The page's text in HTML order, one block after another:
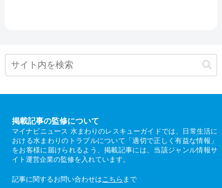
掲載記事の監修について
マイナビニュース 水まわりのレスキューガイドでは、日常生活に
おける水まわりのトラブルについて「適切で正しく有益な情報」
をお客様に届けられるよう、掲載記事には、当該ジャンル情報サ
イト運営企業の監修を入れています。
記事に関するお問い合わせはこちら まで